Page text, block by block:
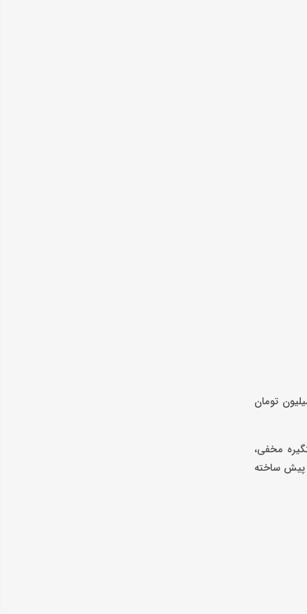
آماده بسیار متفاوت است. برای نمونه کابینت آماده هایگلاس ایرانی 3 متری دستگیره‌ای دارای جای لباسشویی حدودا 21 میلیون تومان
36 میلیون تومان و کابینت پله‌ای آماده ام‌دی‌اف ۶ متری دستگیره مخفی،
پیش ساخته